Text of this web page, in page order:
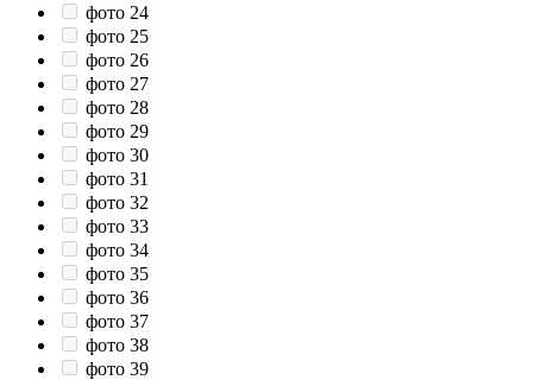
фото 24
фото 25
фото 26
фото 27
фото 28
фото 29
фото 30
фото 31
фото 32
фото 33
фото 34
фото 35
фото 36
фото 37
фото 38
фото 39